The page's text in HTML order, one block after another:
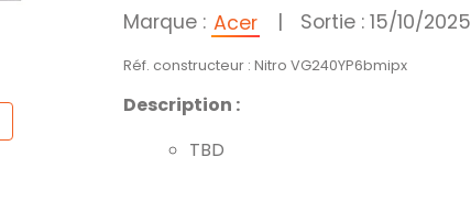
Marque : Acer | Sortie : 15/10/2025
Réf. constructeur : Nitro VG240YP6bmipx
Description :
TBD